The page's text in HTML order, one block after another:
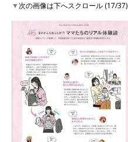
▼次の画像は下へスクロール (17/37)